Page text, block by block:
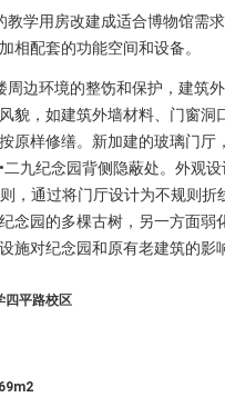
教学用房改建成适合博物馆需
相配套的功能空间和设备。
周边环境的整饬和保护，建筑
貌，如建筑外墙材料、门窗洞
原样修缮。新加建的玻璃门厅
二九纪念园背侧隐蔽处。外观设
则，通过将门厅设计为不规则折
念园的多棵古树，另一方面弱
施对纪念园和原有老建筑的影
四平路校区